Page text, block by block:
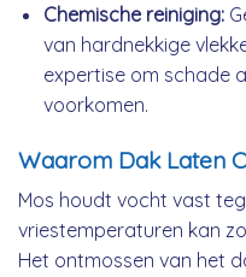
Chemische reiniging:
van hardnekkige
expertise om schade
voorkomen.
Waarom Dak Laten
Mos houdt vocht vast
vriestemperaturen kan
Het ontmossen van het